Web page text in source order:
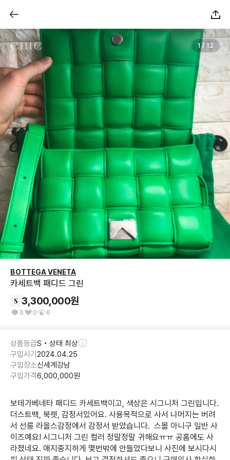
1 / 12
BOTTEGA VENETA
카세트백 패디드 그린
3,300,000원
0 0 6
상품등급S • 상태 최상
구입시기 2024.04.25
구입장소신세계강남
구입가격6,000,000원
보테가베네타 패디드 카세트백이고, 색상은 시그니처 그린입니다.
더스트백, 북렛, 감정서있어요. 사용목적으로 사서 나머지는 버려
서 선릉 라올스감정에서 감정서 받았습니다.  스몰 아니구 일반 사
이즈예요! 시그니처 그린 컬러 정말정말 귀해요ㅠㅠ 공홈에도 사
라졌네요. 애지중지하게 몇번밖에 안들었다보니 사진에 보시다시